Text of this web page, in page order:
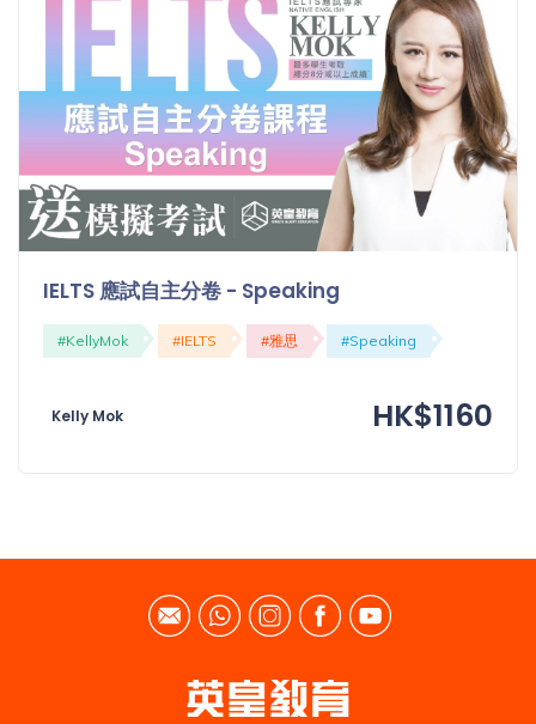
IELTS 應試自主分卷 - Speaking
#KellyMok #IELTS #雅思 #Speaking
Kelly Mok HK$1160